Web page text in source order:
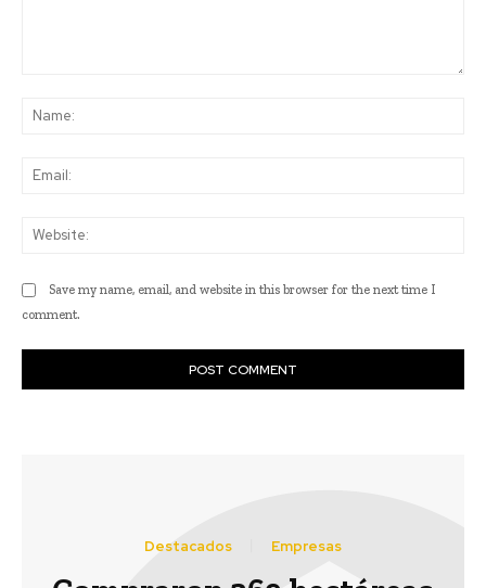
Save my name, email, and website in this browser for the next time I
comment.